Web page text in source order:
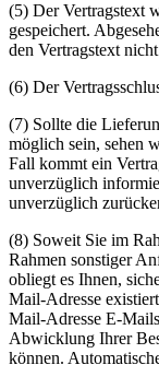
(5) Der Vertragstext
gespeichert.
den Vertragstext
(6) Der
(7) Sollte die
möglich sein, sehen
Fall kommt ein
unverzüglich
unverzüglich
(8) Soweit Sie im
Rahmen sonstiger
obliegt es Ihnen,
Mail-Adresse
Mail-Adresse E-
Abwicklung Ihrer
können.